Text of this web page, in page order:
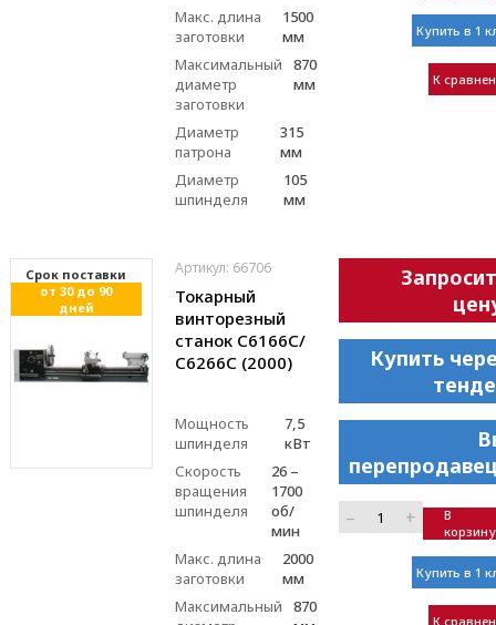
Макс. длина
заготовки
1500
мм
Максимальный
диаметр
заготовки
870
мм
Диаметр
патрона
315
мм
Диаметр
шпинделя
105
мм
Купить в 1
К
Cрок поставки
от 30 до 90
дней
Артикул: 66706
Токарный
винторезный
станок С6166C/
С6266C (2000)
Мощность
шпинделя
7,5
кВт
Скорость
вращения
шпинделя
26 –
1700
об/
мин
Макс. длина
заготовки
2000
мм
Максимальный
870
Купить
– +
В
корзину
Купить в 1
К